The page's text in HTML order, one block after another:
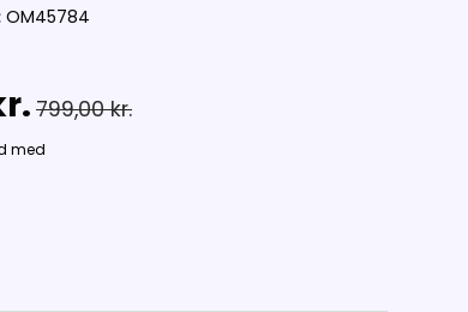
OM45784
799,00 kr.